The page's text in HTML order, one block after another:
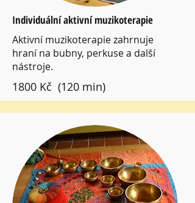
Individuální aktivní muzikoterapie
Aktivní muzikoterapie zahrnuje
hraní na bubny, perkuse a další
nástroje.
1800 Kč (120 min)